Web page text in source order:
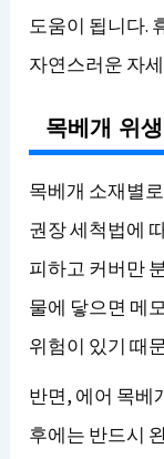
도움이 됩니다.
자연스러운 자
목베개 위
목베개 소재별
권장 세척법에
피하고 커버만
물에 닿으면 메
위험이 있기 때
반면, 에어 목베
후에는 반드시